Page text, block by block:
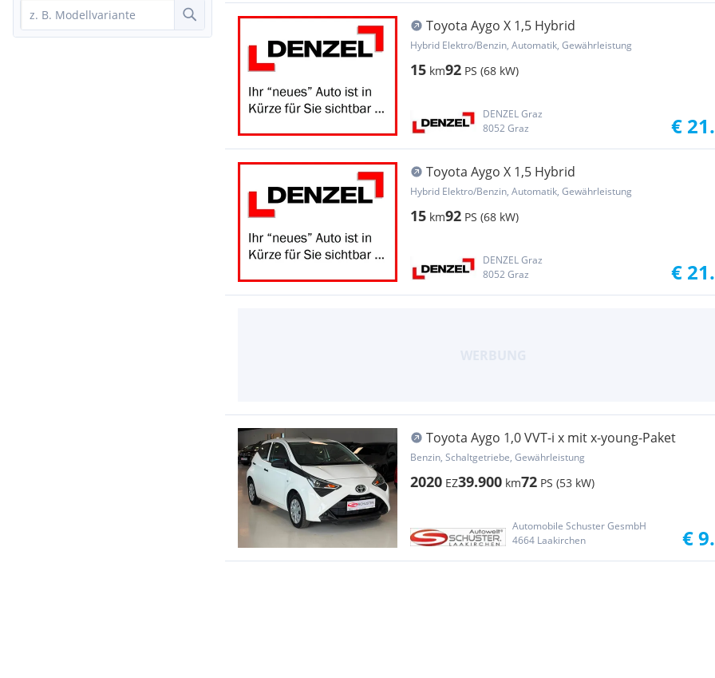
Toyota Aygo X 1,5 Hybrid
Hybrid Elektro/Benzin, Automatik, Gewährleistung
15 km92 PS (68 kW)
DENZEL Graz
8052 Graz
€
Toyota Aygo X 1,5 Hybrid
Hybrid Elektro/Benzin, Automatik, Gewährleistung
15 km92 PS (68 kW)
DENZEL Graz
8052 Graz
€
Toyota Aygo 1,0 VVT-i x mit x-young-Paket
Benzin, Schaltgetriebe, Gewährleistung
2020 EZ39.900 km72 PS (53 kW)
Automobile Schuster GesmbH
4664 Laakirchen
€